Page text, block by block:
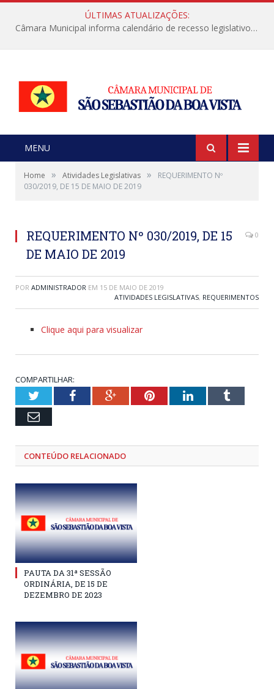
ÚLTIMAS ATUALIZAÇÕES:
Câmara Municipal informa calendário de recesso legislativo de julho
MENU
Home » Atividades Legislativas »
REQUERIMENTO Nº
030/2019, DE 15 DE MAIO DE 2019
REQUERIMENTO Nº 030/2019, DE 15
DE MAIO DE 2019
0
POR ADMINISTRADOR EM 15 DE MAIO DE 2019
ATIVIDADES LEGISLATIVAS, REQUERIMENTOS
Clique aqui para visualizar
COMPARTILHAR:
TwitterFacebookGoogle+PinterestLinkedInTumblr
Email
CONTEÚDO RELACIONADO
PAUTA DA 31ª SESSÃO
ORDINÁRIA, DE 15 DE
DEZEMBRO DE 2023